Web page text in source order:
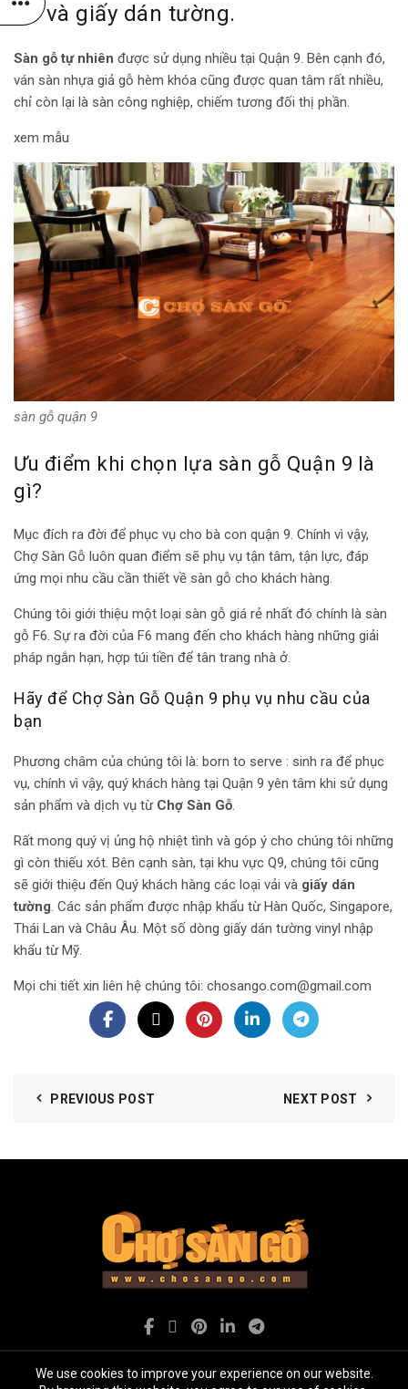
gỗ và giấy dán tường.
Sàn gỗ tự nhiên được sử dụng nhiều tại Quận 9. Bên cạnh đó,
ván sàn nhựa giả gỗ hèm khóa cũng được quan tâm rất nhiều,
chỉ còn lại là sàn công nghiệp, chiếm tương đối thị phần.
xem mẫu
sàn gỗ quận 9
Ưu điểm khi chọn lựa sàn gỗ Quận 9 là
gì?
Mục đích ra đời để phục vụ cho bà con quận 9. Chính vì vậy,
Chợ Sàn Gỗ luôn quan điểm sẽ phụ vụ tận tâm, tận lực, đáp
ứng mọi nhu cầu cần thiết về sàn gỗ cho khách hàng.
Chúng tôi giới thiệu một loại sàn gỗ giá rẻ nhất đó chính là sàn
gỗ F6. Sự ra đời của F6 mang đến cho khách hàng những giải
pháp ngắn hạn, hợp túi tiền để tân trang nhà ở.
Hãy để Chợ Sàn Gỗ Quận 9 phụ vụ nhu cầu của
bạn
Phương châm của chúng tôi là: born to serve : sinh ra để phục
vụ, chính vì vậy, quý khách hàng tại Quận 9 yên tâm khi sử dụng
sản phẩm và dịch vụ từ Chợ Sàn Gỗ
Rất mong quý vị ủng hộ nhiệt tình và góp ý cho chúng tôi những
gì còn thiếu xót. Bên cạnh sàn, tại khu vực Q9, chúng tôi cũng
sẽ giới thiệu đến Quý khách hàng các loại vải và giấy dán
tường . Các sản phẩm được nhập khẩu từ Hàn Quốc, Singapore,
Thái Lan và Châu Âu. Một số dòng giấy dán tường vinyl nhập
khẩu từ Mỹ.
Mọi chi tiết xin liên hệ chúng tôi: chosango.com@gmail.com
PREVIOUS POST NEXT POST
We use cookies to improve your experience on our website.